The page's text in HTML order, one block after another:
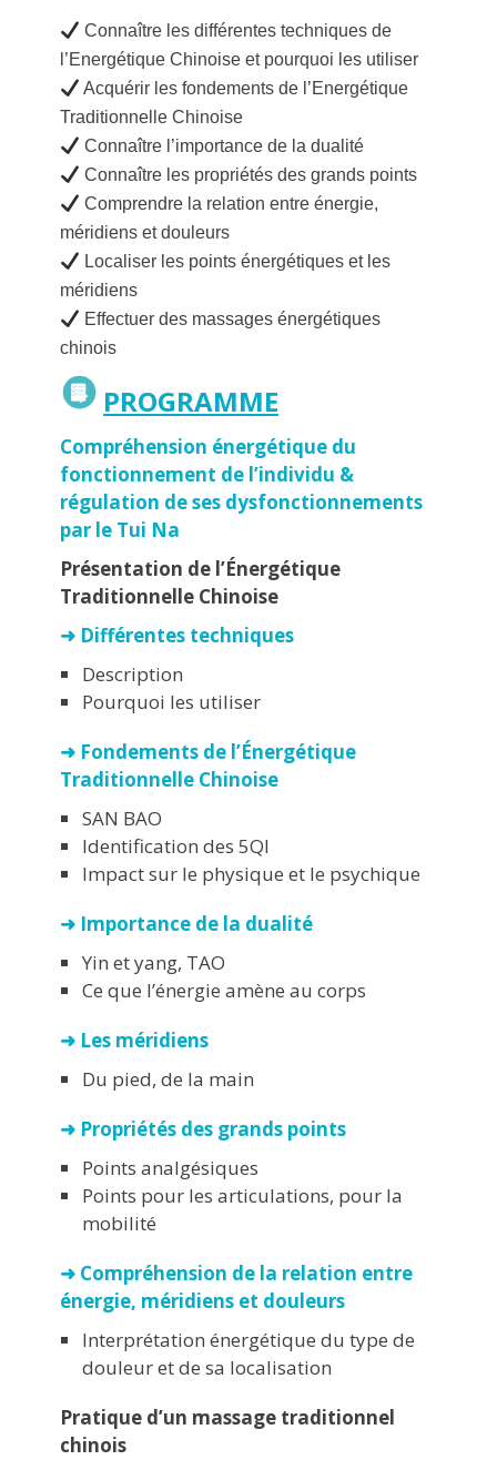
Connaître les différentes techniques de
l’Energétique Chinoise et pourquoi les utiliser
Acquérir les fondements de l’Energétique
Traditionnelle Chinoise
Connaître l’importance de la dualité
Connaître les propriétés des grands points
Comprendre la relation entre énergie,
méridiens et douleurs
Localiser les points énergétiques et les
méridiens
Effectuer des massages énergétiques
chinois
PROGRAMME
Compréhension énergétique du
fonctionnement de l’individu &
régulation de ses dysfonctionnements
par le Tui Na
Présentation de l’Énergétique
Traditionnelle Chinoise
➜ Différentes techniques
Description
Pourquoi les utiliser
➜ Fondements de l’Énergétique
Traditionnelle Chinoise
SAN BAO
Identification des 5QI
Impact sur le physique et le psychique
➜ Importance de la dualité
Yin et yang, TAO
Ce que l’énergie amène au corps
➜ Les méridiens
Du pied, de la main
➜ Propriétés des grands points
Points analgésiques
Points pour les articulations, pour la
mobilité
➜ Compréhension de la relation entre
énergie, méridiens et douleurs
Interprétation énergétique du type de
douleur et de sa localisation
Pratique d’un massage traditionnel
chinois